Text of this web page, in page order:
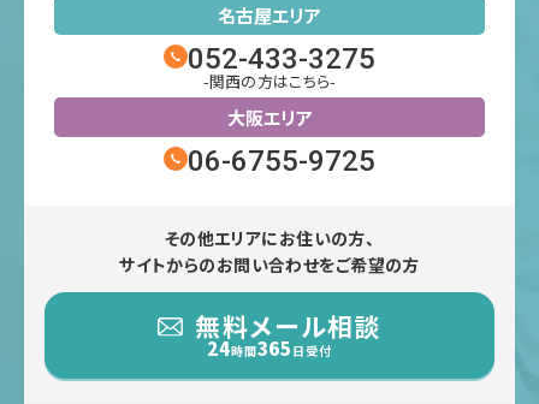
名古屋エリア
052-433-3275
-関西の方はこちら-
大阪エリア
06-6755-9725
その他エリアにお住いの方、
サイトからのお問い合わせをご希望の方
無料メール相談
24時間365 日受付